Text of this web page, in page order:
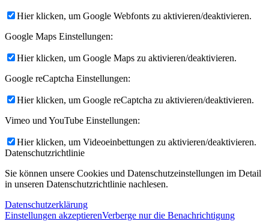
Hier klicken, um Google Webfonts zu aktivieren/deaktivieren.
Google Maps Einstellungen:
Hier klicken, um Google Maps zu aktivieren/deaktivieren.
Google reCaptcha Einstellungen:
Hier klicken, um Google reCaptcha zu aktivieren/deaktivieren.
Vimeo und YouTube Einstellungen:
Hier klicken, um Videoeinbettungen zu aktivieren/deaktivieren.
Datenschutzrichtlinie
Sie können unsere Cookies und Datenschutzeinstellungen im Detail
in unseren Datenschutzrichtlinie nachlesen.
Datenschutzerklärung
Einstellungen akzeptierenVerberge nur die Benachrichtigung